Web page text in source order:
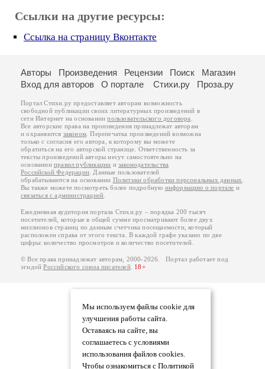
Ссылки на другие ресурсы:
Ссылка на страницу Вконтакте
Мы используем файлы cookie для
улучшения работы сайта.
Оставаясь на сайте, вы
соглашаетесь с условиями
использования файлов cookies.
Чтобы ознакомиться с Политикой
Авторы Произведения Рецензии Поиск
Магазин
Вход для авторов
О портале Стихи.ру Проза.ру
Портал Стихи.ру предоставляет авторам возможность
свободной публикации своих литературных произведений в
сети Интернет на основаниипользовательского договора
Все авторские права на произведения принадлежат авторам
и охраняются законом . Перепечатка произведений возможна
только с согласия его автора, к которому вы можете
обратиться на его авторской странице. Ответственность за
тексты произведений авторы несут самостоятельно на
основанииправил публикации изаконодательства
Российской Федерации . Данные пользователей
обрабатываются на основании Политики обработки персональных данных
Вы также можете посмотреть более подробную информацию о портале и
связаться с администрацией
Ежедневная аудитория портала Стихи.ру – порядка 200 тысяч
посетителей, которые в общей сумме просматривают более двух
миллионов страниц по данным счетчика посещаемости, который
расположен справа от этого текста. В каждой графе указано по две
цифры: количество просмотров и количество посетителей.
© Все права принадлежат авторам, 2000-2026. Портал работает под
эгидойРоссийского союза писателей. 18+